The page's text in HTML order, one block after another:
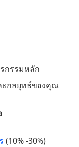
กรรมหลัก
ะกลยุทธ์ของคุณ
(10% -30%)